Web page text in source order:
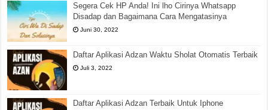
Segera Cek HP Anda! Ini lho Cirinya Whatsapp
Disadap dan Bagaimana Cara Mengatasinya
Juni 30, 2022
Daftar Aplikasi Adzan Waktu Sholat Otomatis Terbaik
Juli 3, 2022
Daftar Aplikasi Adzan Terbaik Untuk Iphone